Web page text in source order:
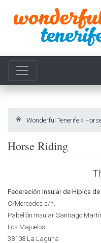
Wonderful Tenerife »
Horse Riding
Federación Insular de Hípica de
C/Mercedes s/n.
Pabellón Insular Santiago
Los Majuelos
38108 La Laguna